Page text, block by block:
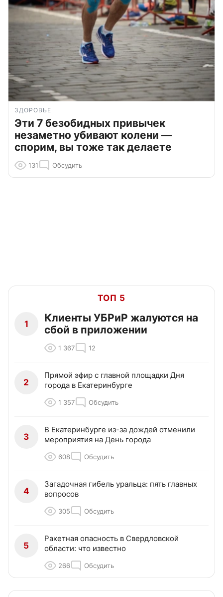
ЗДОРОВЬЕ
Эти 7 безобидных привычек
незаметно убивают колени —
спорим, вы тоже так делаете
131 Обсудить
ТОП 5
1
Клиенты УБРиР жалуются на
сбой в приложении
1 367 12
2
Прямой эфир с главной площадки Дня
города в Екатеринбурге
1 357 Обсудить
3
В Екатеринбурге из-за дождей отменили
мероприятия на День города
608 Обсудить
4
Загадочная гибель уральца: пять главных
вопросов
305 Обсудить
5
Ракетная опасность в Свердловской
области: что известно
266 Обсудить